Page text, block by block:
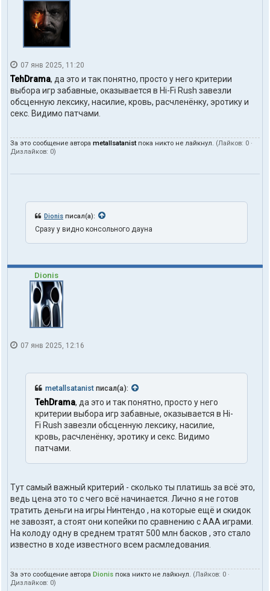
07 янв 2025, 11:20
TehDrama, да это и так понятно, просто у него критерии
выбора игр забавные, оказывается в Hi-Fi Rush завезли
обсценную лексику, насилие, кровь, расчленёнку, эротику и
секс. Видимо патчами.
За это сообщение автора metallsatanistпока никто не лайкнул. (Лайков: 0 ·
Дизлайков: 0)
Dionis писал(а):
Сразу у видно консольного дауна
Dionis
07 янв 2025, 12:16
metallsatanist писал(а):
TehDrama, да это и так понятно, просто у него
критерии выбора игр забавные, оказывается в Hi-
Fi Rush завезли обсценную лексику, насилие,
кровь, расчленёнку, эротику и секс. Видимо
патчами.
Тут самый важный критерий - сколько ты платишь за всё это,
ведь цена это то с чего всё начинается. Лично я не готов
тратить деньги на игры Нинтендо , на которые ещё и скидок
не завозят, а стоят они копейки по сравнению с ААА играми.
На колоду одну в среднем тратят 500 млн басков , это стало
известно в ходе известного всем расмледования.
За это сообщение автора Dionis пока никто не лайкнул. (Лайков: 0 ·
Дизлайков: 0)